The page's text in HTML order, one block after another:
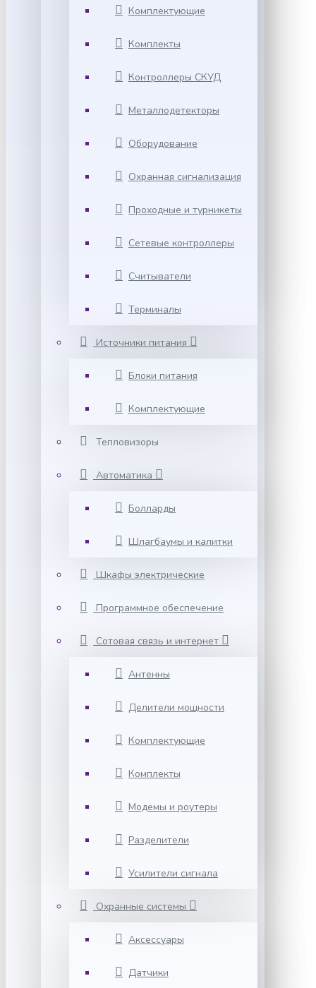
Комплектующие
Комплекты
Контроллеры СКУД
Металлодетекторы
Оборудование
Охранная сигнализация
Проходные и турникеты
Сетевые контроллеры
Считыватели
Терминалы
Источники питания
Блоки питания
Комплектующие
Тепловизоры
Автоматика
Болларды
Шлагбаумы и калитки
Шкафы электрические
Программное обеспечение
Сотовая связь и интернет
Антенны
Делители мощности
Комплектующие
Комплекты
Модемы и роутеры
Разделители
Усилители сигнала
Охранные системы
Аксессуары
Датчики